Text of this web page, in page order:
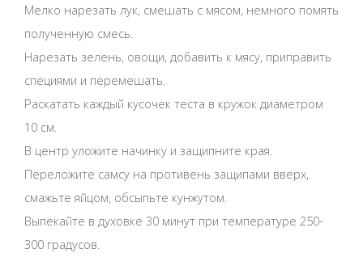
Мелко нарезать лук, смешать с мясом, немного помять
полученную смесь.
Нарезать зелень, овощи, добавить к мясу, приправить
специями и перемешать.
Раскатать каждый кусочек теста в кружок диаметром
10 см.
В центр уложите начинку и защипните края.
Переложите самсу на противень защипами вверх,
смажьте яйцом, обсыпьте кунжутом.
Выпекайте в духовке 30 минут при температуре 250-
300 градусов.